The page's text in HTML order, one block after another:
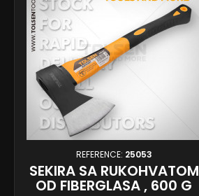
REFERENCE: 25053
SEKIRA SA RUKOHVATOM
OD FIBERGLASA , 600 G